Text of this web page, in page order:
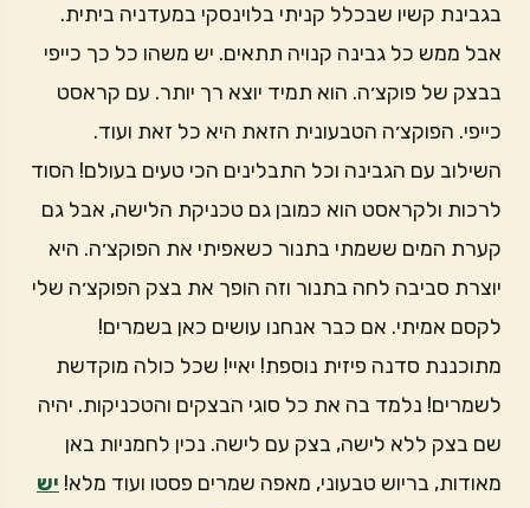
בגבינת קשיו שבכלל קניתי בלוינסקי במעדניה ביתית.
אבל ממש כל גבינה קנויה תתאים. יש משהו כל כך כייפי
בבצק של פוקצ׳ה. הוא תמיד יוצא רך יותר. עם קראסט
כייפי. הפוקצ׳ה הטבעונית הזאת היא כל זאת ועוד.
השילוב עם הגבינה וכל התבלינים הכי טעים בעולם! הסוד
לרכות ולקראסט הוא כמובן גם טכניקת הלישה, אבל גם
קערת המים ששמתי בתנור כשאפיתי את הפוקצ׳ה. היא
יוצרת סביבה לחה בתנור וזה הופך את בצק הפוקצ׳ה שלי
לקסם אמיתי. אם כבר אנחנו עושים כאן בשמרים!
מתוכננת סדנה פיזית נוספת! יאיי! שכל כולה מוקדשת
לשמרים! נלמד בה את כל סוגי הבצקים והטכניקות. יהיה
שם בצק ללא לישה, בצק עם לישה. נכין לחמניות באן
מאודות, בריוש טבעוני, מאפה שמרים פסטו ועוד מלא! יש